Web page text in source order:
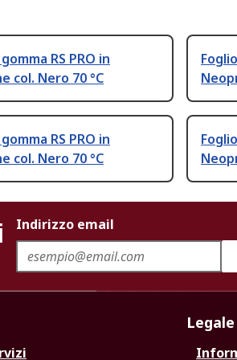
RS PRO in
col. Nero 70 °C
RS PRO in
col. Nero 70 °C
Indirizzo email
Legale